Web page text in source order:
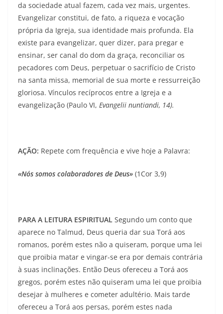
da so­ciedade atual fazem, cada vez mais, urgentes.
Evangelizar constitui, de fato, a riqueza e vocação
própria da Igreja, sua identidade mais profunda. Ela
existe para evangelizar, quer dizer, para pregar e
ensinar, ser canal do dom da graça, reconciliar os
pecadores com Deus, perpetuar o sacrifício de Cristo
na santa missa, memorial de sua morte e ressurreição
gloriosa. Vínculos recí­procos entre a Igreja e a
evangelização (Paulo VI, Evangelii nuntiandi, 14).
AÇÃO: Repete com frequência e vive hoje a Palavra:
«Nós somos colaboradores de Deus» (1Cor 3,9)
PARA A LEITURA ESPIRITUAL Segundo um conto que
aparece no Talmud, Deus queria dar sua Torá aos
romanos, porém estes não a quiseram, porque uma lei
que proibia matar e vingar-se era por demais contrária
à suas inclinações. Então Deus ofereceu a Torá aos
gregos, porém estes não quiseram uma lei que proibia
desejar à mulheres e cometer adultério. Mais tarde
ofereceu a Torá aos persas, porém estes nada